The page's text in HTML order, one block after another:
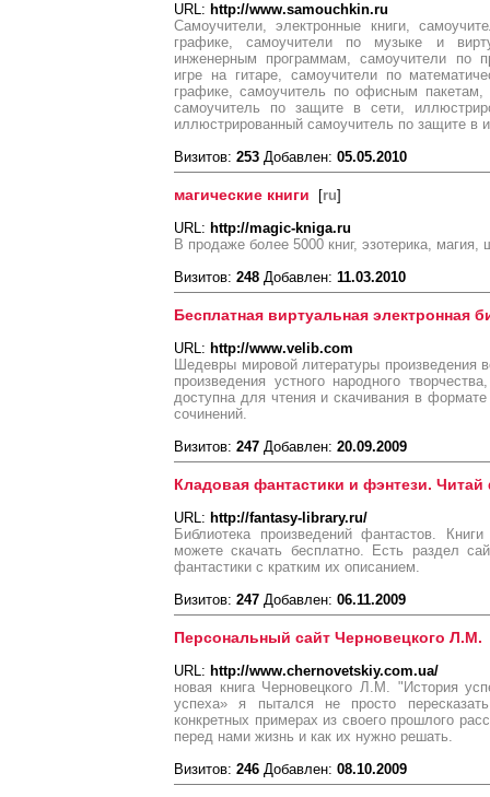
URL: http://www.samouchkin.ru
Самоучители, электронные книги,
графике, самоучители по музыке и
инженерным программам, самоучители по
игре на гитаре, самоучители по
графике, самоучитель по офисным пакетам,
самоучитель по защите в сети,
иллюстрированный самоучитель по защите в
Визитов: 253 Добавлен: 05.05.2010
магические книги [ru]
URL: http://magic-kniga.ru
В продаже более 5000 книг, эзотерика,
Визитов: 248 Добавлен: 11.03.2010
Бесплатная виртуальная электронная
URL: http://www.velib.com
Шедевры мировой литературы произведения
произведения устного народного
доступна для чтения и скачивания в
сочинений.
Визитов: 247 Добавлен: 20.09.2009
Кладовая фантастики и фэнтези. Читай
URL: http://fantasy-library.ru/
Библиотека произведений фантастов.
можете скачать бесплатно. Есть раздел
фантастики с кратким их описанием.
Визитов: 247 Добавлен: 06.11.2009
Персональный сайт Черновецкого Л.М.
URL: http://www.chernovetskiy.com.ua/
новая книга Черновецкого Л.М. "История
успеха» я пытался не просто
конкретных примерах из своего прошлого
перед нами жизнь и как их нужно решать.
Визитов: 246 Добавлен: 08.10.2009